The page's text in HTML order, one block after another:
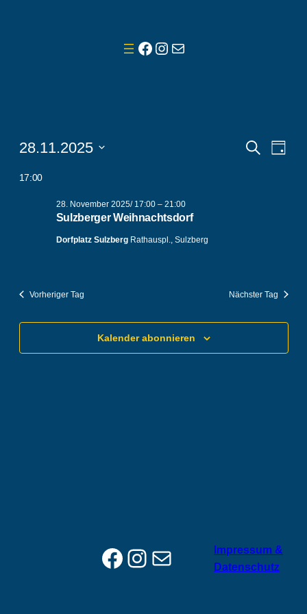
Facebook
Instagram
E-Mail
Veranstaltungen
für
November
Suche
Tag
28.11.2025
wählen.
17:00
Sulzberger Weihnachtsdorf
28. November 2025/ 17:00– 21:00
Dorfplatz Sulzberg Rathauspl., Sulzberg
Vorheriger Tag Nächster Tag
Kalender abonnieren
Facebook
Instagram
E-Mail
Impressum &
Datenschutz